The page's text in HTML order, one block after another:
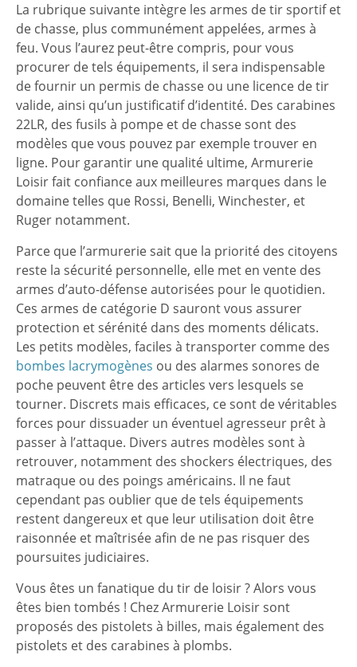
La rubrique suivante intègre les armes de tir sportif et
de chasse, plus communément appelées, armes à
feu. Vous l’aurez peut-être compris, pour vous
procurer de tels équipements, il sera indispensable
de fournir un permis de chasse ou une licence de tir
valide, ainsi qu’un justificatif d’identité. Des carabines
22LR, des fusils à pompe et de chasse sont des
modèles que vous pouvez par exemple trouver en
ligne. Pour garantir une qualité ultime, Armurerie
Loisir fait confiance aux meilleures marques dans le
domaine telles que Rossi, Benelli, Winchester, et
Ruger notamment.
Parce que l’armurerie sait que la priorité des citoyens
reste la sécurité personnelle, elle met en vente des
armes d’auto-défense autorisées pour le quotidien.
Ces armes de catégorie D sauront vous assurer
protection et sérénité dans des moments délicats.
Les petits modèles, faciles à transporter comme des
bombes lacrymogènes ou des alarmes sonores de
poche peuvent être des articles vers lesquels se
tourner. Discrets mais efficaces, ce sont de véritables
forces pour dissuader un éventuel agresseur prêt à
passer à l’attaque. Divers autres modèles sont à
retrouver, notamment des shockers électriques, des
matraque ou des poings américains. Il ne faut
cependant pas oublier que de tels équipements
restent dangereux et que leur utilisation doit être
raisonnée et maîtrisée afin de ne pas risquer des
poursuites judiciaires.
Vous êtes un fanatique du tir de loisir ? Alors vous
êtes bien tombés ! Chez Armurerie Loisir sont
proposés des pistolets à billes, mais également des
pistolets et des carabines à plombs.